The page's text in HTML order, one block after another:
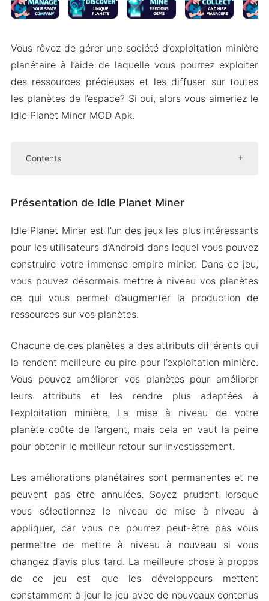
Vous rêvez de gérer une société d’exploitation minière
planétaire à l’aide de laquelle vous pourrez exploiter
des ressources précieuses et les diffuser sur toutes
les planètes de l’espace? Si oui, alors vous aimeriez le
Idle Planet Miner MOD Apk.
Contents
Articles d’artisanat
Gestionnaire de location
Mod Version APK de Idle Planet Miner
Caractéristiques du Mod
Téléchargez Idle Planet Miner MOD Apk pour
Android 2024
Présentation de Idle Planet Miner
Idle Planet Miner est l’un des jeux les plus intéressants
pour les utilisateurs d’Android dans lequel vous pouvez
construire votre immense empire minier. Dans ce jeu,
vous pouvez désormais mettre à niveau vos planètes
ce qui vous permet d’augmenter la production de
ressources sur vos planètes.
Chacune de ces planètes a des attributs différents qui
la rendent meilleure ou pire pour l’exploitation minière.
Vous pouvez améliorer vos planètes pour améliorer
leurs attributs et les rendre plus adaptées à
l’exploitation minière. La mise à niveau de votre
planète coûte de l’argent, mais cela en vaut la peine
pour obtenir le meilleur retour sur investissement.
Les améliorations planétaires sont permanentes et ne
peuvent pas être annulées. Soyez prudent lorsque
vous sélectionnez le niveau de mise à niveau à
appliquer, car vous ne pourrez peut-être pas vous
permettre de mettre à niveau à nouveau si vous
changez d’avis plus tard. La meilleure chose à propos
de ce jeu est que les développeurs mettent
constamment à jour le jeu avec de nouveaux contenus